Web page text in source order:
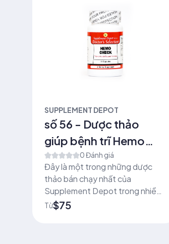
SUPPLEMENT DEPOT
số 56 - Dược thảo
giúp bệnh trĩ Hemo
Check (14 Capsules)
0 Đánh giá
Đây là một trong những dược
thảo bán chạy nhất của
Supplement Depot trong nhiều
năm qua
Từ$75